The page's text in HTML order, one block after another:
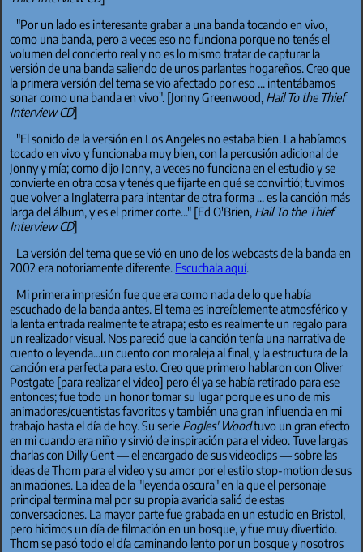
"Por un lado es interesante grabar a una banda tocando en vivo,
como una banda, pero a veces eso no funciona porque no tenés el
volumen del concierto real y no es lo mismo tratar de capturar la
versión de una banda saliendo de unos parlantes hogareños. Creo que
la primera versión del tema se vio afectado por eso ... intentábamos
sonar como una banda en vivo". [Jonny Greenwood, Hail To the Thief
Interview CD]
"El sonido de la versión en Los Angeles no estaba bien. La habíamos
tocado en vivo y funcionaba muy bien, con la percusión adicional de
Jonny y mía; como dijo Jonny, a veces no funciona en el estudio y se
convierte en otra cosa y tenés que fijarte en qué se convirtió; tuvimos
que volver a Inglaterra para intentar de otra forma ... es la canción más
larga del álbum, y es el primer corte..." [Ed O'Brien, Hail To the Thief
Interview CD]
La versión del tema que se vió en uno de los webcasts de la banda en
2002 era notoriamente diferente. Escuchala aquí.
Mi primera impresión fue que era como nada de lo que había
escuchado de la banda antes. El tema es increíblemente atmosférico y
la lenta entrada realmente te atrapa; esto es realmente un regalo para
un realizador visual. Nos pareció que la canción tenía una narrativa de
cuento o leyenda...un cuento con moraleja al final, y la estructura de la
canción era perfecta para esto. Creo que primero hablaron con Oliver
Postgate [para realizar el video] pero él ya se había retirado para ese
entonces; fue todo un honor tomar su lugar porque es uno de mis
animadores/cuentistas favoritos y también una gran influencia en mi
trabajo hasta el día de hoy. Su serie Pogles' Woodtuvo un gran efecto
en mi cuando era niño y sirvió de inspiración para el video. Tuve largas
charlas con Dilly Gent — el encargado de sus videoclips — sobre las
ideas de Thom para el video y su amor por el estilo stop-motion de sus
animaciones. La idea de la "leyenda oscura" en la que el personaje
principal termina mal por su propia avaricia salió de estas
conversaciones. La mayor parte fue grabada en un estudio en Bristol,
pero hicimos un día de filmación en un bosque, y fue muy divertido.
Thom se pasó todo el día caminando lento por un bosque y nosotros